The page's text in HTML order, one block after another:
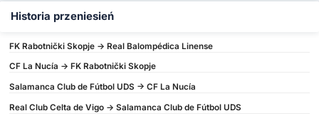
Historia przeniesień
FK Rabotnički Skopje -> Real Balompédica Linense
CF La Nucía -> FK Rabotnički Skopje
Salamanca Club de Fútbol UDS -> CF La Nucía
Real Club Celta de Vigo -> Salamanca Club de Fútbol UDS